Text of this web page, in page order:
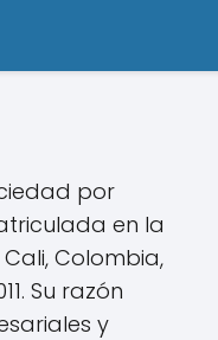
por
en la
Colombia,
Su razón
y